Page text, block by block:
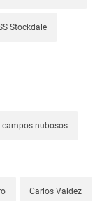
Stockdale
campos nubosos
Carlos Valdez